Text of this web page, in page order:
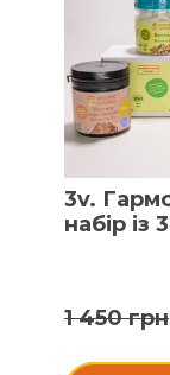
3v.
набір із
1 450 грн